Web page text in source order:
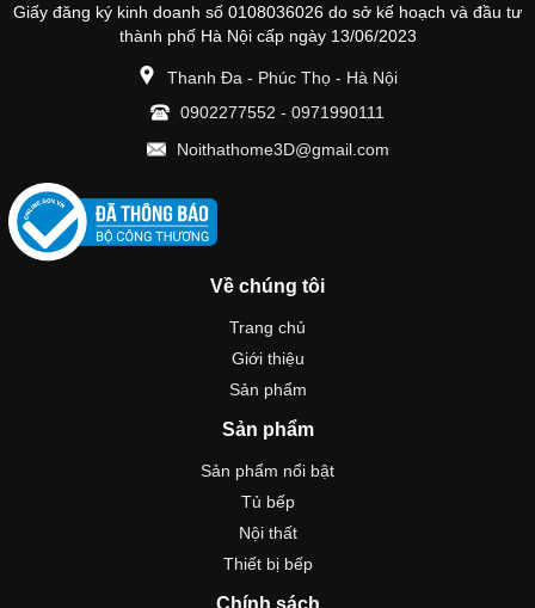
Giấy đăng ký kinh doanh số 0108036026 do sở kế hoạch và đầu tư
thành phố Hà Nội cấp ngày 13/06/2023
Thanh Đa - Phúc Thọ - Hà Nội
0902277552 - 0971990111
Noithathome3D@gmail.com
Về chúng tôi
Trang chủ
Giới thiệu
Sản phẩm
Sản phẩm
Sản phẩm nổi bật
Tủ bếp
Nội thất
Thiết bị bếp
Chính sách